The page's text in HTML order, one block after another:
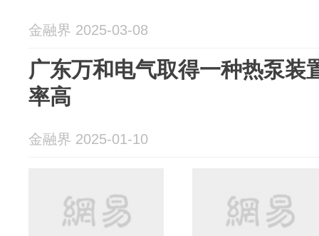
金融界 2025-03-08
广东万和电气取得一种热泵装
率高
金融界 2025-01-10